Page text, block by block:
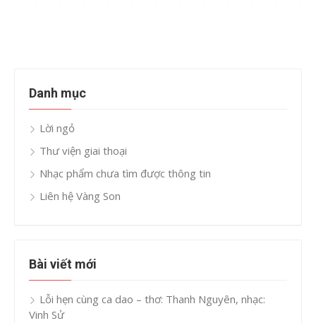
Danh mục
Lời ngỏ
Thư viện giai thoại
Nhạc phẩm chưa tìm được thông tin
Liên hệ Vàng Son
Bài viết mới
Lỗi hẹn cùng ca dao – thơ: Thanh Nguyên, nhạc:
Vinh Sử